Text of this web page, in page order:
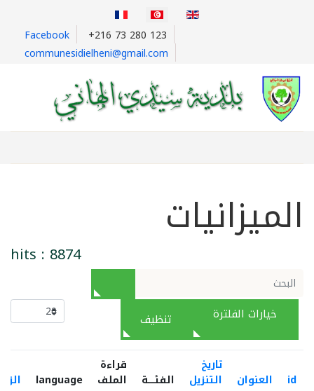
Facebook
+216 73 280 123
communesidielheni@gmail.com
الميزانيات
hits : 8874
خيارات الفلترة تنظيف
id العنوان
تاريخ
التنزيل
الفئـــــة
قراءة
الملف
language